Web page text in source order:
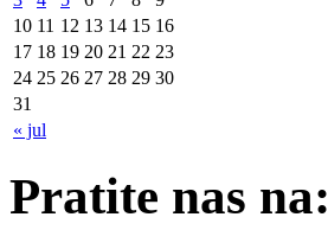
« jul
10 11 12 13 14 15 16
17 18 19 20 21 22 23
24 25 26 27 28 29 30
31
Pratite nas na: